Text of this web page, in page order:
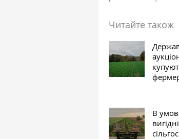
Читайте також
В